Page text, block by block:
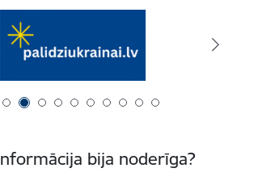
bija noderīga?